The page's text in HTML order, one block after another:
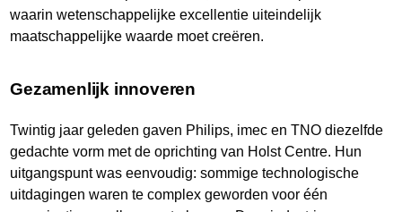
waarin wetenschappelijke excellentie uiteindelijk
maatschappelijke waarde moet creëren.
Gezamenlijk innoveren
Twintig jaar geleden gaven Philips, imec en TNO diezelfde
gedachte vorm met de oprichting van Holst Centre. Hun
uitgangspunt was eenvoudig: sommige technologische
uitdagingen waren te complex geworden voor één